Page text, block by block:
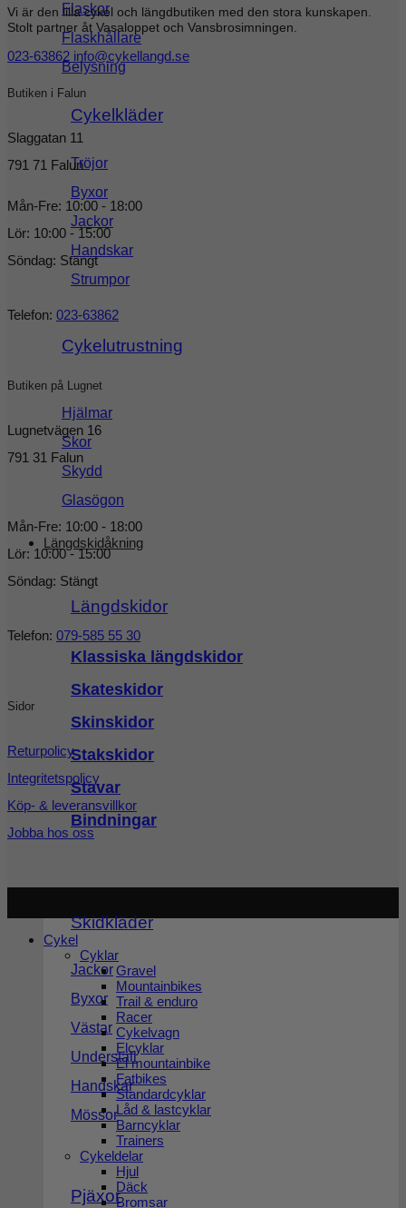
Flaskor
Flaskhållare
Belysning
Cykelkläder
Tröjor
Byxor
Jackor
Handskar
Strumpor
Cykelutrustning
Hjälmar
Skor
Skydd
Glasögon
Längdskidåkning
Längdskidor
Klassiska längdskidor
Skateskidor
Skinskidor
Stakskidor
Stavar
Bindningar
Skidkläder
Jackor
Byxor
Västar
Underställ
Handskar
Mössor
Pjäxor
Vi är den lilla cykel och längdbutiken med den stora kunskapen.
Stolt partner åt Vasaloppet och Vansbrosimningen.
023-63862 info@cykellangd.se
Butiken i Falun
Slaggatan 11
791 71 Falun
Mån-Fre: 10:00 - 18:00
Lör: 10:00 - 15:00
Söndag: Stängt
Telefon: 023-63862
Butiken på Lugnet
Lugnetvägen 16
791 31 Falun
Mån-Fre: 10:00 - 18:00
Lör: 10:00 - 15:00
Söndag: Stängt
Telefon: 079-585 55 30
Sidor
Returpolicy
Integritetspolicy
Köp- & leveransvillkor
Jobba hos oss
Cykel
Cyklar
Gravel
Mountainbikes
Trail & enduro
Racer
Cykelvagn
Elcyklar
El mountainbike
Fatbikes
Standardcyklar
Låd & lastcyklar
Barncyklar
Trainers
Cykeldelar
Hjul
Däck
Bromsar